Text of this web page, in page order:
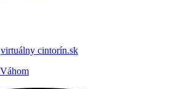
virtuálny cintorín.sk